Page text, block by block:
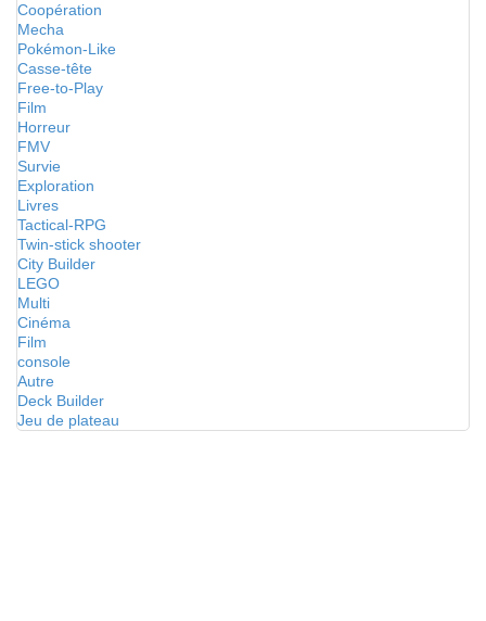
Coopération
Mecha
Pokémon-Like
Casse-tête
Free-to-Play
Film
Horreur
FMV
Survie
Exploration
Livres
Tactical-RPG
Twin-stick shooter
City Builder
LEGO
Multi
Cinéma
Film
console
Autre
Deck Builder
Jeu de plateau